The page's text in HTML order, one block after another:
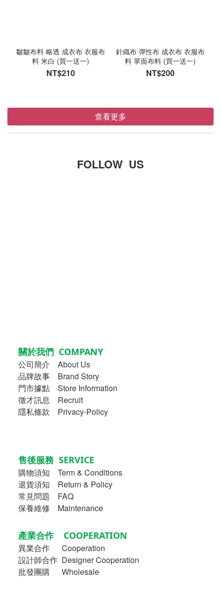
皺皺布料 略透 成衣布 衣服布
料 米白 (買一送一)
NT$210
針織布 彈性布 成衣布 衣服布
料 單面布料 (買一送一)
NT$200
查看更多
FOLLOW US
關於我們 COMPANY
公司簡介
About Us
品牌故事
Brand Story
門市據點 Store Information
徵才訊息 Recruit
隱私條款 Privacy-Policy
售後服務 SERVICE
購物須知
Term & Conditions
退貨須知 Return & Policy
常見問題 FAQ
保養維修 Maintenance
產業合作 COOPERATION
異業合作
Cooperation
設計師合作 Designer Cooperation
批發團購 Wholesale